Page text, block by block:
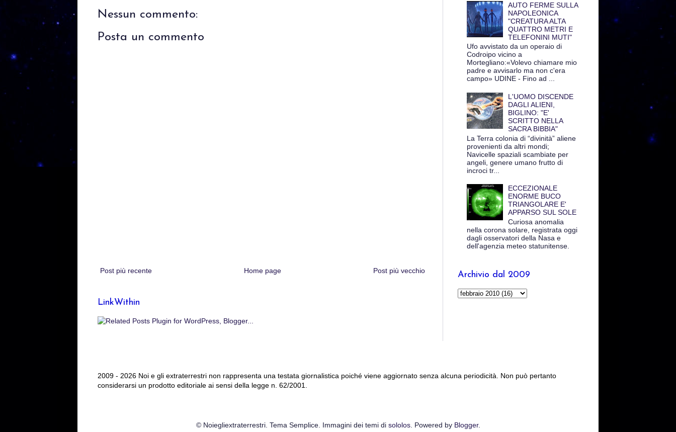
Nessun commento:
Posta un commento
Post più recente Post più vecchio
Home page
LinkWithin
AUTO FERME SULLA
NAPOLEONICA
"CREATURA ALTA
QUATTRO METRI E
TELEFONINI MUTI"
Ufo avvistato da un operaio di
Codroipo vicino a
Mortegliano:«Volevo chiamare mio
padre e avvisarlo ma non c'era
campo» UDINE - Fino ad ...
L'UOMO DISCENDE
DAGLI ALIENI,
BIGLINO: "E'
SCRITTO NELLA
SACRA BIBBIA"
La Terra colonia di “divinità” aliene
provenienti da altri mondi;
Navicelle spaziali scambiate per
angeli, genere umano frutto di
incroci tr...
ECCEZIONALE
ENORME BUCO
TRIANGOLARE E'
APPARSO SUL SOLE
Curiosa anomalia
nella corona solare, registrata oggi
dagli osservatori della Nasa e
dell'agenzia meteo statunitense.
Archivio dal 2009
2009 - 2026 Noi e gli extraterrestri non rappresenta una testata giornalistica poiché viene aggiornato senza alcuna periodicità. Non può pertanto
considerarsi un prodotto editoriale ai sensi della legge n. 62/2001.
© Noiegliextraterrestri. Tema Semplice. Immagini dei temi di sololos. Powered by Blogger.